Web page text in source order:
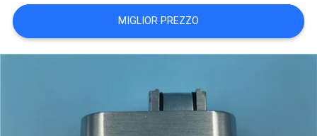
PRIVACY
MIGLIOR PREZZO